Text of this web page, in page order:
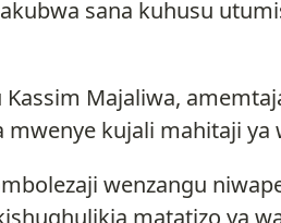
sana kuhusu
Kassim Majaliwa,
mwenye kujali mahitaji ya
wenzangu